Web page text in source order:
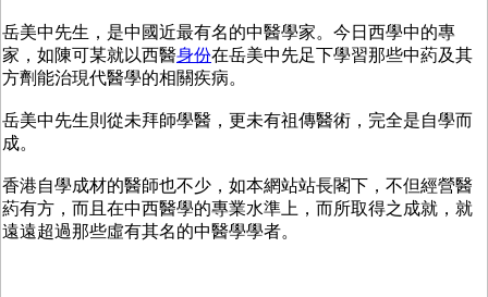
岳美中先生，是中國近最有名的中醫學家。今日西學中的專
家，如陳可某就以西醫身份在岳美中先足下學習那些中葯及其
方劑能治現代醫學的相關疾病。
岳美中先生則從未拜師學醫，更未有祖傳醫術，完全是自學而
成。
香港自學成材的醫師也不少，如本網站站長閣下，不但經營醫
葯有方，而且在中西醫學的專業水準上，而所取得之成就，就
遠遠超過那些虛有其名的中醫學學者。